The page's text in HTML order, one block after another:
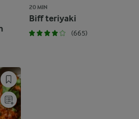
20 MIN
Biff teriyaki
(665)